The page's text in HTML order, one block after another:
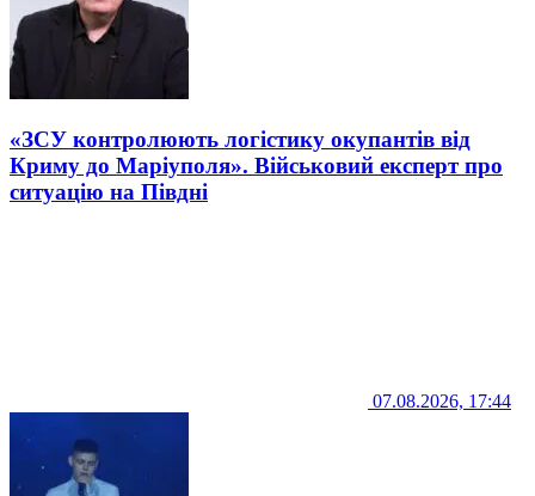
«ЗСУ контролюють логістику окупантів від
Криму до Маріуполя». Військовий експерт про
ситуацію на Півдні
07.08.2026, 17:44